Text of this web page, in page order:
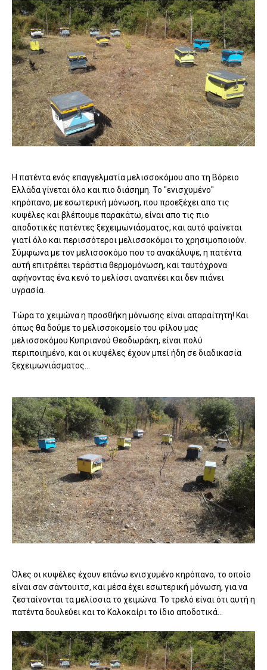
Η πατέντα ενός επαγγελματία μελισσοκόμου απο τη Βόρειο
Ελλάδα γίνεται όλο και πιο διάσημη. Το "ενισχυμένο"
κηρόπανο, με εσωτερική μόνωση, που προεξέχει απο τις
κυψέλες και βλέπουμε παρακάτω, είναι απο τις πιο
αποδοτικές πατέντες ξεχειμωνιάσματος, και αυτό φαίνεται
γιατί όλο και περισσότεροι μελισσοκόμοι το χρησιμοποιούν.
Σύμφωνα με τον μελισσοκόμο που το ανακάλυψε, η πατέντα
αυτή επιτρέπει τεράστια θερμομόνωση, και ταυτόχρονα
αφήνοντας ένα κενό το μελίσσι αναπνέει και δεν πιάνει
υγρασία.
Τώρα το χειμώνα η προσθήκη μόνωσης είναι απαραίτητη! Και
όπως θα δούμε το μελισσοκομείο του φίλου μας
μελισσοκόμου Κυπριανού Θεοδωράκη, είναι πολύ
περιποιημένο, και οι κυψέλες έχουν μπεί ήδη σε διαδικασία
ξεχειμωνιάσματος...
Όλες οι κυψέλες έχουν επάνω ενισχυμένο κηρόπανο, το οποίο
είναι σαν σάντουιτσ, και μέσα έχει εσωτερική μόνωση, για να
ζεσταίνονται τα μελίσσια το χειμώνα. Το τρελό είναι ότι αυτή η
πατέντα δουλεύει και το Καλοκαίρι το ίδιο αποδοτικά...